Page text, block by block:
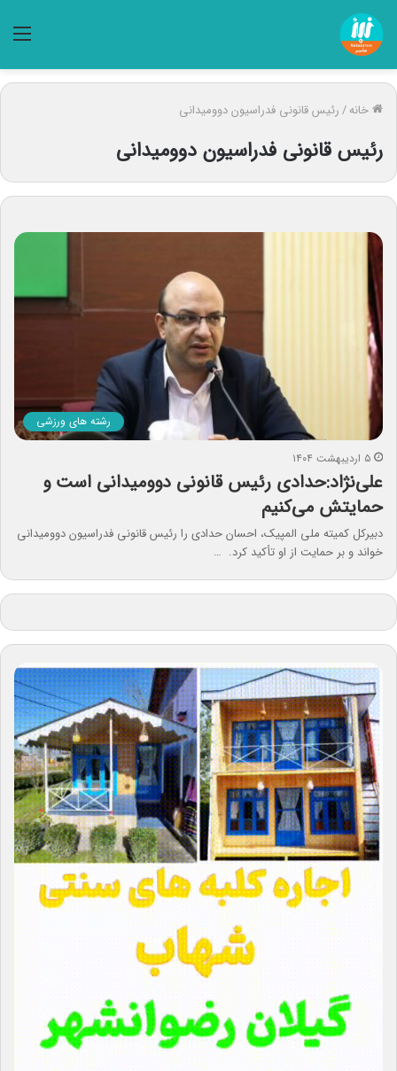
خانه/رئیس قانونی فدراسیون دوومیدانی
رئیس قانونی فدراسیون دوومیدانی
رشته های ورزشی
۵ اردیبهشت ۱۴۰۴
علی‌نژاد:حدادی رئیس قانونی دوومیدانی است و
حمایتش می‌کنیم
دبیرکل کمیته ملی المپیک، احسان حدادی را رئیس قانونی فدراسیون دوومیدانی
خواند و بر حمایت از او تأکید کرد. …